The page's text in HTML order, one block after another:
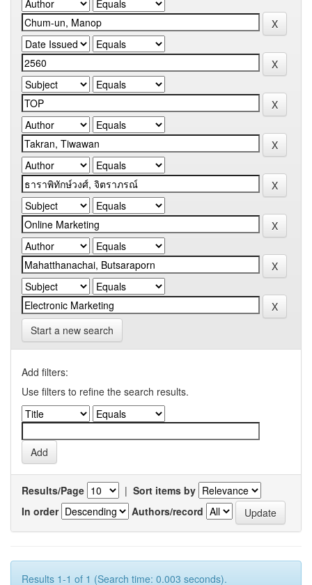
Start a new search
Add filters:
Use filters to refine the search results.
Results/Page | Sort items by
In order
Authors/record
Results 1-1 of 1 (Search time: 0.003 seconds).